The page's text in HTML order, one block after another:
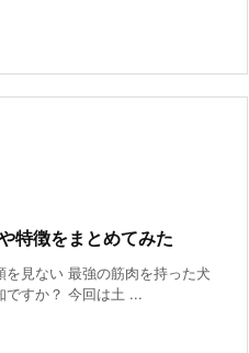
特徴をまとめてみた
を見ない 最強の筋肉を持った犬
ですか？ 今回は土 ...